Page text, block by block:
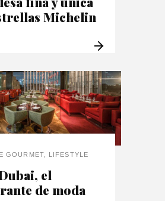
Michelin
GOURMET, LIFESTYLE
el
de moda